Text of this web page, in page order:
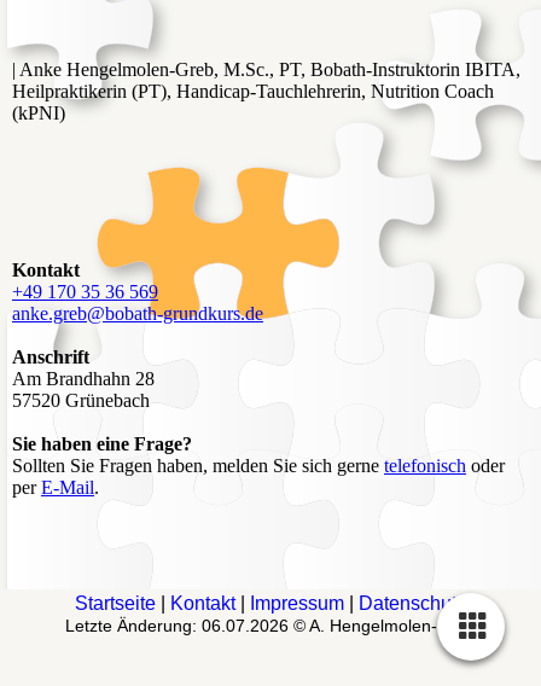
| Anke Hengelmolen-Greb, M.Sc., PT, Bobath-Instruktorin IBITA,
Heilpraktikerin (PT), Handicap-Tauchlehrerin, Nutrition Coach
(kPNI)
Kontakt
+49 170 35 36 569
anke.greb@bobath-grundkurs.de
Anschrift
Am Brandhahn 28
57520 Grünebach
Sie haben eine Frage?
Sollten Sie Fragen haben, melden Sie sich gerne telefonisch oder
perE-Mail.
Startseite Kontakt| Impressum Datenschutz
Letzte Änderung: 06.07.2026 © A. Hengelmolen-Greb